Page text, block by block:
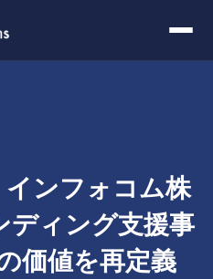
インフォコム株
ディング支援事
価値を再定義